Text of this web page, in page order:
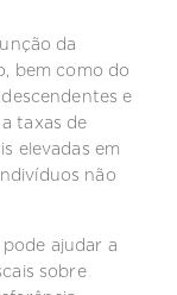
da
bem como do
e
taxas de
elevadas em
não
ajudar a
sobre